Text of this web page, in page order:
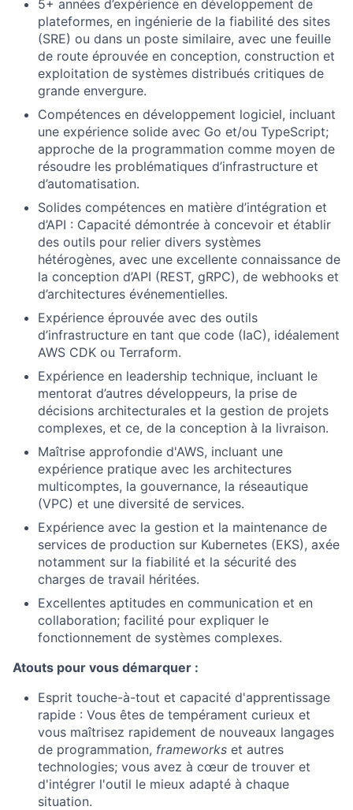
5+ années d’expérience en développement de
plateformes, en ingénierie de la fiabilité des sites
(SRE) ou dans un poste similaire, avec une feuille
de route éprouvée en conception, construction et
exploitation de systèmes distribués critiques de
grande envergure.
Compétences en développement logiciel, incluant
une expérience solide avec Go et/ou TypeScript;
approche de la programmation comme moyen de
résoudre les problématiques d’infrastructure et
d’automatisation.
Solides compétences en matière d’intégration et
d’API : Capacité démontrée à concevoir et établir
des outils pour relier divers systèmes
hétérogènes, avec une excellente connaissance de
la conception d’API (REST, gRPC), de webhooks et
d’architectures événementielles.
Expérience éprouvée avec des outils
d’infrastructure en tant que code (IaC), idéalement
AWS CDK ou Terraform.
Expérience en leadership technique, incluant le
mentorat d’autres développeurs, la prise de
décisions architecturales et la gestion de projets
complexes, et ce, de la conception à la livraison.
Maîtrise approfondie d'AWS, incluant une
expérience pratique avec les architectures
multicomptes, la gouvernance, la réseautique
(VPC) et une diversité de services.
Expérience avec la gestion et la maintenance de
services de production sur Kubernetes (EKS), axée
notamment sur la fiabilité et la sécurité des
charges de travail héritées.
Excellentes aptitudes en communication et en
collaboration; facilité pour expliquer le
fonctionnement de systèmes complexes.
Atouts pour vous démarquer :
Esprit touche-à-tout et capacité d'apprentissage
rapide : Vous êtes de tempérament curieux et
vous maîtrisez rapidement de nouveaux langages
de programmation, frameworks et autres
technologies; vous avez à cœur de trouver et
d'intégrer l'outil le mieux adapté à chaque
situation.